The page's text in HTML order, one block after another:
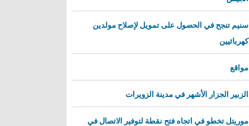
سنيم تنجح في الحصول على تمويل لإصلاح مولدين
كهربائيين
مواقع
الزبير الجزار الأشهر في مدينة الزويرات
موريتل تخطو في اتجاه فتح نقطة لتوفير الاتصال في